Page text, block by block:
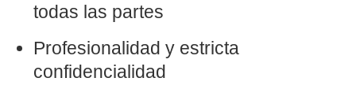
todas las partes
Profesionalidad y estricta
confidencialidad